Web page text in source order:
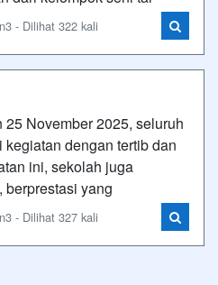
- Dilihat 322 kali
November 2025, seluruh
dengan tertib dan
ini, sekolah juga
berprestasi yang
- Dilihat 327 kali